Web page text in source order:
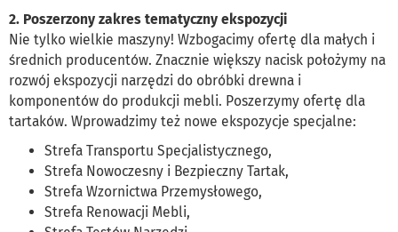
2. Poszerzony zakres tematyczny ekspozycji
Nie tylko wielkie maszyny! Wzbogacimy ofertę dla małych i
średnich producentów. Znacznie większy nacisk położymy na
rozwój ekspozycji narzędzi do obróbki drewna i
komponentów do produkcji mebli. Poszerzymy ofertę dla
tartaków. Wprowadzimy też nowe ekspozycje specjalne:
Strefa Transportu Specjalistycznego,
Strefa Nowoczesny i Bezpieczny Tartak,
Strefa Wzornictwa Przemysłowego,
Strefa Renowacji Mebli,